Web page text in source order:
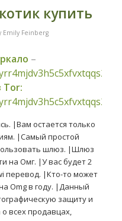
купить
Emily Feinberg
–
Tor:
|Вам остается только
|Самый простой
шлюз. |Шлюз
на Омг. |У вас будет 2
перевод. |Кто-то может
Omg в году. |Данный
защиту и
всех продавцах,